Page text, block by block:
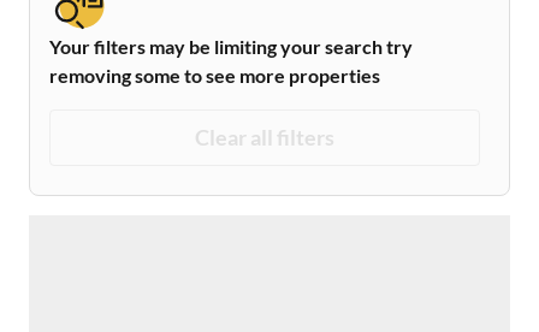
Your filters may be limiting your search try
removing some to see more properties
Clear all filters